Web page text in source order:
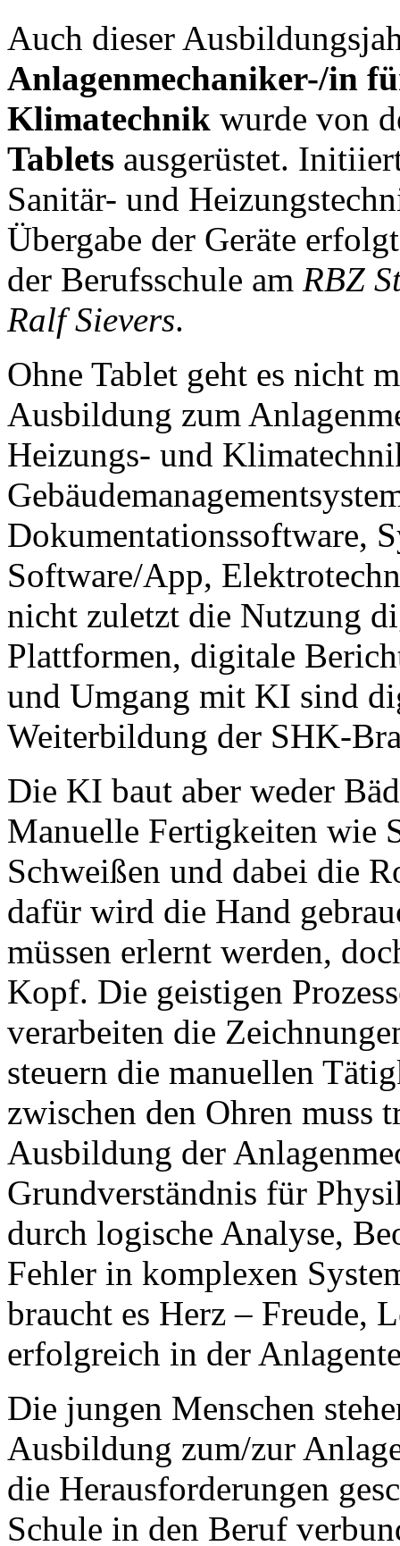
Auch dieser
Anlagenmechaniker-/in
Klimatechnik wurde von
Tablets ausgerüstet.
Sanitär- und
Übergabe der Geräte
der Berufsschule am RBZ
Ralf Sievers.
Ohne Tablet geht es nicht
Ausbildung zum
Heizungs- und
Dokumentationssoftware,
Software/App,
nicht zuletzt die Nutzung
Plattformen, digitale
und Umgang mit KI sind
Weiterbildung der SHK-
Die KI baut aber weder
Manuelle Fertigkeiten wie
Schweißen und dabei die
dafür wird die Hand
müssen erlernt werden,
Kopf. Die geistigen
verarbeiten die
steuern die manuellen
zwischen den Ohren muss
Ausbildung der
Grundverständnis für
durch logische Analyse,
Fehler in komplexen
braucht es Herz – Freude,
erfolgreich in der
Die jungen Menschen
Ausbildung zum/zur
die Herausforderungen
Schule in den Beruf